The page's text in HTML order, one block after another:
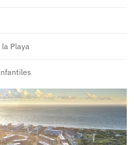
Playa